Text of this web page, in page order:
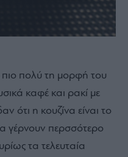
πιο πολύ τη μορφή του
καφέ και ρακί με
ότι η κουζίνα είναι το
γέρνουν περσσότερο
τα τελευταία